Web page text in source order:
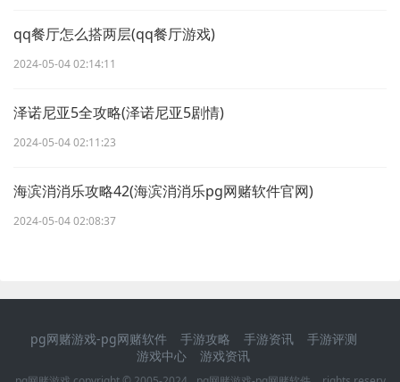
qq餐厅怎么搭两层(qq餐厅游戏)
2024-05-04 02:14:11
泽诺尼亚5全攻略(泽诺尼亚5剧情)
2024-05-04 02:11:23
海滨消消乐攻略42(海滨消消乐pg网赌软件官网)
2024-05-04 02:08:37
pg网赌游戏-pg网赌软件 手游攻略 手游资讯
手游评测
游戏中心
游戏资讯